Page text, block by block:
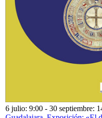
6 julio: 9:00 - 30 septiembre: